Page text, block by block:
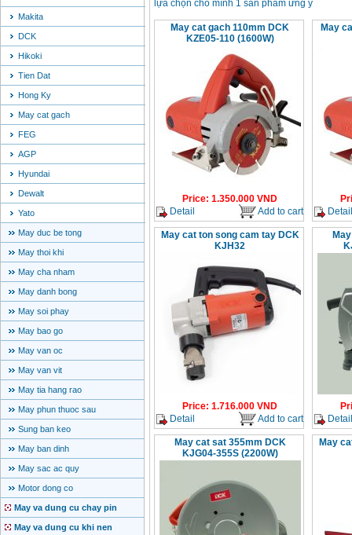
Makita
DCK
Hikoki
Tien Dat
Hong Ky
May cat gach
FEG
AGP
Hyundai
Dewalt
Yato
May duc be tong
May thoi khi
May cha nham
May danh bong
May soi phay
May bao go
May van oc
May van vit
May tia hang rao
May phun thuoc sau
Sung ban keo
May ban dinh
May sac ac quy
Motor dong co
May va dung cu chay pin
May va dung cu khi nen
lựa chọn cho mình 1 sản phẩm ưng ý
May cat gach 110mm DCK
KZE05-110 (1600W)
Price: 1.350.000 VND
Detail
Add to cart
May
Detail
May cat ton song cam tay DCK
KJH32
Price: 1.716.000 VND
Detail
Add to cart
Detail
May cat sat 355mm DCK
KJG04-355S (2200W)
May